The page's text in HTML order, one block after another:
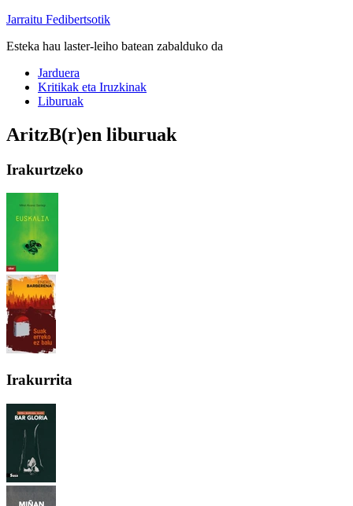
Jarraitu Fedibertsotik
Esteka hau laster-leiho batean zabalduko da
Jarduera
Kritikak eta Iruzkinak
Liburuak
AritzB(r)en liburuak
Irakurtzeko
Irakurrita